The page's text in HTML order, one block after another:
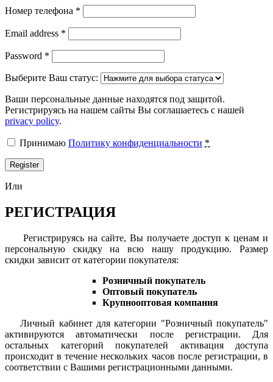
Номер телефона *
Email address *
Password *
Выберите Ваш статус:
Ваши персональные данные находятся под защитой.
Регистрируясь на нашем сайты Вы соглашаетесь с нашей
privacy policy.
Принимаю Политику конфиденциальности *
Register
Или
РЕГИСТРАЦИЯ
Регистрируясь на сайте, Вы получаете доступ к ценам и
персональную скидку на всю нашу продукцию. Размер
скидки зависит от категории покупателя:
Розничный покупатель
Оптовый покупатель
Крупнооптовая компания
Личный кабинет для категории "Розничный покупатель"
активируются автоматически после регистрации. Для
остальных категорий покупателей активация доступа
происходит в течение нескольких часов после регистрации, в
соответствии с Вашими регистрационными данными.